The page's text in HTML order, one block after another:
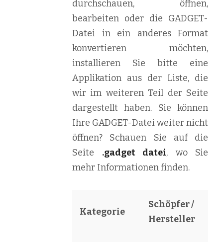
durchschauen, öffnen,
bearbeiten oder die GADGET-
Datei in ein anderes Format
konvertieren möchten,
installieren Sie bitte eine
Applikation aus der Liste, die
wir im weiteren Teil der Seite
dargestellt haben. Sie können
Ihre GADGET-Datei weiter nicht
öffnen? Schauen Sie auf die
Seite .gadget datei, wo Sie
mehr Informationen finden.
Kategorie
Schöpfer /
Hersteller